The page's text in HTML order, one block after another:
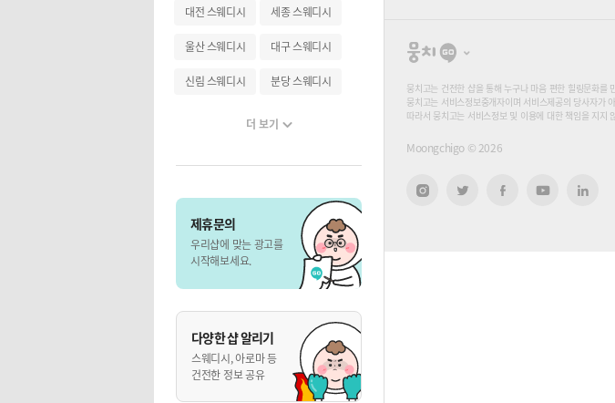
대전 스웨디시 세종 스웨디시
울산 스웨디시 대구 스웨디시
신림 스웨디시 분당 스웨디시
더 보기
제휴문의
우리샵에 맞는 광고를
시작해보세요.
다양한 샵 알리기
스웨디시, 아로마 등
건전한 정보 공유
뭉
고
뭉치고는 건전한 샵을 통해 누구나 마음 편한 힐링문화를
뭉치고는 서비스정보중개자이며 서비스제공의 당사자가
따라서 뭉치고는 서비스정보 및 이용에 대한 책임을 지지
Moongchigo © 2026